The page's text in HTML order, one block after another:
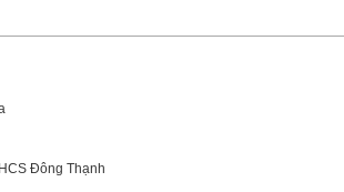
Đông Thạnh